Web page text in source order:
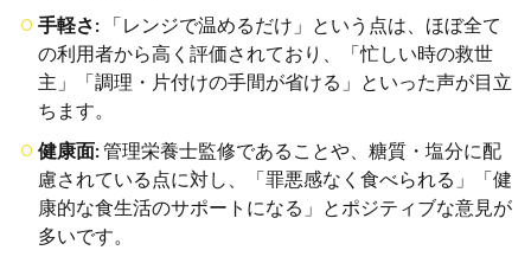
冷凍
宅配
弁当
2.2
1：栄
養バ
ラン
スへ
の配
手軽さ: 「レンジで温めるだけ」という点は、ほぼ全て
の利用者から高く評価されており、「忙しい時の救世
主」「調理・片付けの手間が省ける」といった声が目立
ちます。
健康面:管理栄養士監修であることや、糖質・塩分に配
慮されている点に対し、「罪悪感なく食べられる」「健
康的な食生活のサポートになる」とポジティブな意見が
多いです。